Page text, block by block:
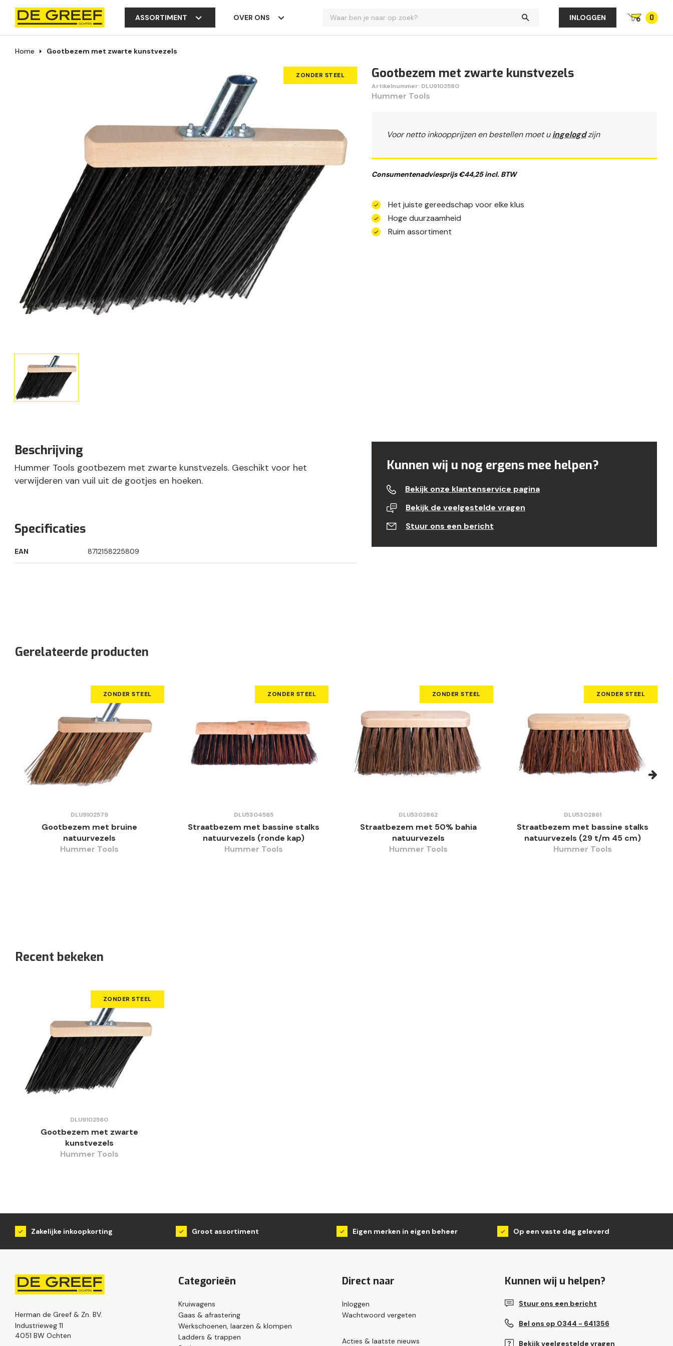
ASSORTIMENT OVER ONS INLOGGEN 0
Home Gootbezem met zwarte kunstvezels
ZONDER STEEL Gootbezem met zwarte kunstvezels
Artikelnummer: DLU9102580
Hummer Tools
Voor netto inkoopprijzen en bestellen moet uingelogdzijn
Consumentenadviesprijs €44,25 incl. BTW
Het juiste gereedschap voor elke klus
Hoge duurzaamheid
Ruim assortiment
Beschrijving
Hummer Tools gootbezem met zwarte kunstvezels. Geschikt voor het
verwijderen van vuil uit de gootjes en hoeken.
Specificaties
EAN 8712158225809
Kunnen wij u nog ergens mee helpen?
Bekijk onze klantenservice pagina
Bekijk de veelgestelde vragen
Stuur ons een bericht
Gerelateerde producten
ZONDER STEEL
DLU9102579
Gootbezem met bruine
natuurvezels
Hummer Tools
ZONDER STEEL
DLU5304565
Straatbezem met bassine stalks
natuurvezels (ronde kap)
Hummer Tools
ZONDER STEEL
DLU5302862
Straatbezem met 50% bahia
natuurvezels
Hummer Tools
ZONDER STEEL
DLU5302861
Straatbezem met bassine stalks
natuurvezels (29 t/m 45 cm)
Hummer Tools
Recent bekeken
ZONDER STEEL
DLU9102580
Gootbezem met zwarte
kunstvezels
Hummer Tools
Zakelijke inkoopkorting Groot assortiment Eigen merken in eigen beheer Op een vaste dag geleverd
Herman de Greef & Zn. BV.
Industrieweg 11
4051 BW Ochten
Categorieën
Kruiwagens
Gaas & afrastering
Werkschoenen, laarzen & klompen
Ladders & trappen
Direct naar
Inloggen
Wachtwoord vergeten
Acties & laatste nieuws
Kunnen wij u helpen?
Stuur ons een bericht
Bel ons op 0344 - 641356
Bekijk veelgestelde vragen